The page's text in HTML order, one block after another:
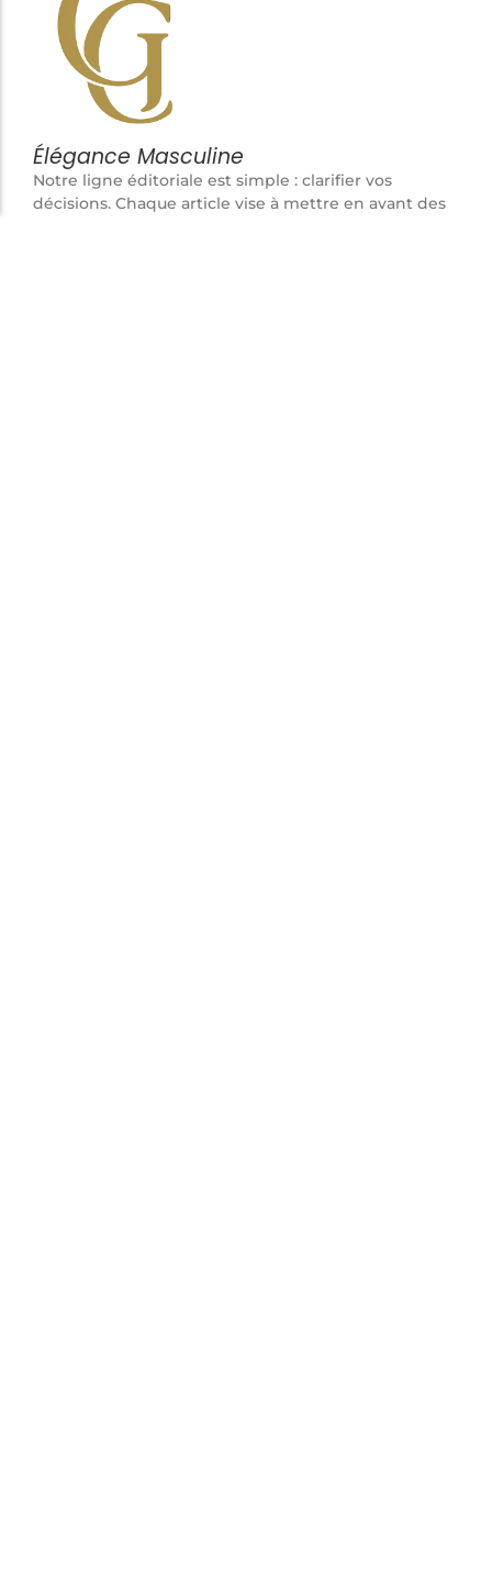
Élégance Masculine
Notre ligne éditoriale est simple : clarifier vos
décisions. Chaque article vise à mettre en avant des